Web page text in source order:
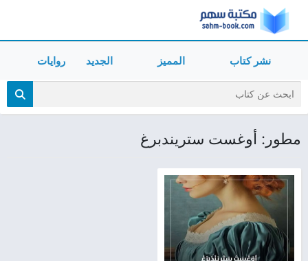
نشر كتاب المميز الجديد روايات
مطور: أوغست ستريندبرغ